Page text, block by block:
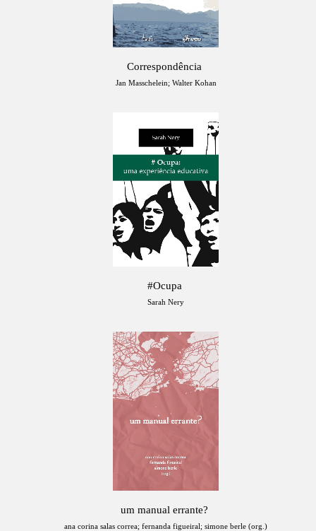
Correspondência
Jan Masschelein; Walter Kohan
#Ocupa
Sarah Nery
um manual errante?
ana corina salas correa; fernanda figueiral; simone berle (org.)